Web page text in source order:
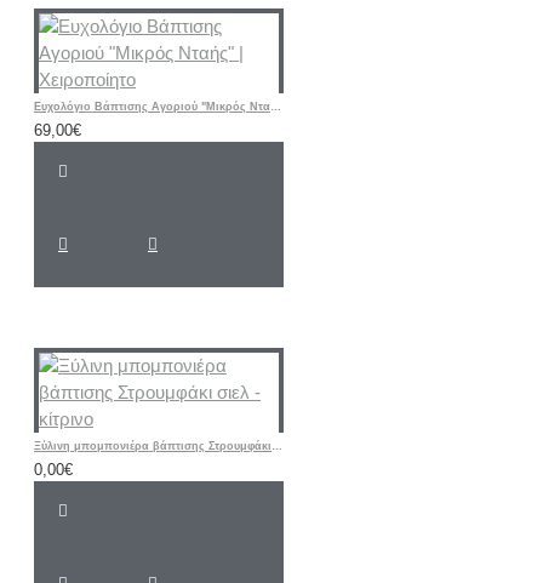
Ευχολόγιο Βάπτισης Αγοριού "Μικρός Νταής" | Χειροποίητο
69,00€
Ξύλινη μπομπονιέρα βάπτισης Στρουμφάκι σιελ - κίτρινο
0,00€